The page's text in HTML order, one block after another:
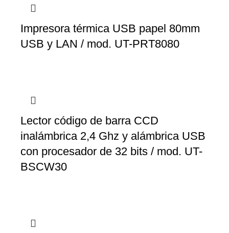
Impresora térmica USB papel 80mm
USB y LAN / mod. UT-PRT8080
Lector código de barra CCD
inalámbrica 2,4 Ghz y alámbrica USB
con procesador de 32 bits / mod. UT-
BSCW30